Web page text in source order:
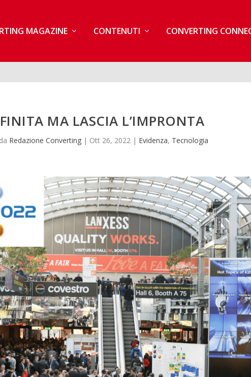
MAGAZINE CONTENUTI CONVERTING
MA LASCIA L’IMPRONTA
Redazione Converting | Ott 26, 2022 | Evidenza, Tecnologia